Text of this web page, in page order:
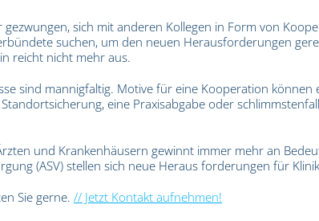
sich mit anderen Kollegen in Form von
suchen, um den neuen Herausforderungen
reicht nicht mehr aus.
sind mannigfaltig. Motive für eine Kooperation können
eine Praxisabgabe oder
und Krankenhäusern gewinnt immer mehr an
(ASV) stellen sich neue Heraus forderungen für
Sie gerne. // Jetzt Kontakt aufnehmen!